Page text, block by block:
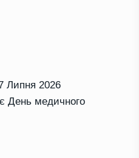
Липня 2026
День медичного